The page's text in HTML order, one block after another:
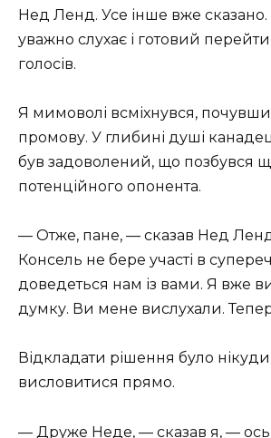
Нед Ленд. Усе інше вже
уважно слухає і готовий
голосів.
Я мимоволі всміхнувся,
промову. У глибині душі
був задоволений, що позбувся
потенційного опонента.
— Отже, пане, — сказав Нед
Консель не бере участі в
доведеться нам із вами. Я вже
думку. Ви мене вислухали.
Відкладати рішення було
висловитися прямо.
— Друже Неде, — сказав я, — ось